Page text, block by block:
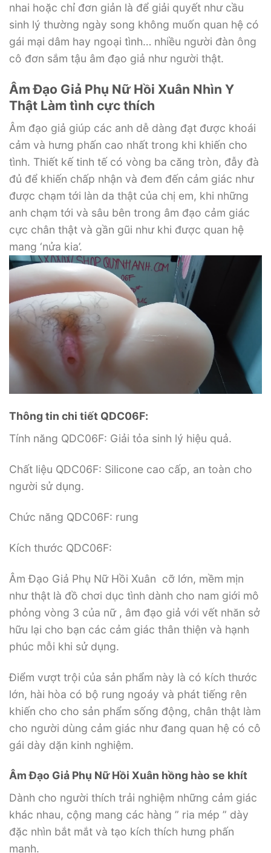
nhai hoặc chỉ đơn giản là để giải quyết như cầu
sinh lý thường ngày song không muốn quan hệ có
gái mại dâm hay ngoại tình… nhiều người đàn ông
cô đơn sắm tậu âm đạo giả như người thật.
Âm Đạo Giả Phụ Nữ Hồi Xuân Nhìn Y
Thật Làm tình cực thích
Âm đạo giả giúp các anh dễ dàng đạt được khoái
cảm và hưng phấn cao nhất trong khi khiến cho
tình. Thiết kế tinh tế có vòng ba căng tròn, đẫy đà
đủ để khiến chấp nhận và đem đến cảm giác như
được chạm tới làn da thật của chị em, khi những
anh chạm tới và sâu bên trong âm đạo cảm giác
cực chân thật và gần gũi như khi được quan hệ
mang ‘nửa kia’.
Thông tin chi tiết QDC06F:
Tính năng QDC06F: Giải tỏa sinh lý hiệu quả.
Chất liệu QDC06F: Silicone cao cấp, an toàn cho
người sử dụng.
Chức năng QDC06F: rung
Kích thước QDC06F:
Âm Đạo Giả Phụ Nữ Hồi Xuân cỡ lớn, mềm mịn
như thật là đồ chơi dục tình dành cho nam giới mô
phỏng vòng 3 của nữ , âm đạo giả với vết nhăn sở
hữu lại cho bạn các cảm giác thân thiện và hạnh
phúc mỗi khi sử dụng.
Điểm vượt trội của sản phẩm này là có kích thước
lớn, hài hòa có bộ rung ngoáy và phát tiếng rên
khiến cho cho sản phẩm sống động, chân thật làm
cho người dùng cảm giác như đang quan hệ có cô
gái dày dặn kinh nghiệm.
Âm Đạo Giả Phụ Nữ Hồi Xuân hồng hào se khít
Dành cho người thích trải nghiệm những cảm giác
khác nhau, cộng mang các hàng ” ria mép ” dày
đặc nhìn bắt mắt và tạo kích thích hưng phấn
mạnh.